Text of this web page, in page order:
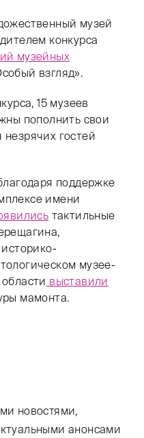
музей
конкурса
музейных
взгляд».
15 музеев
пополнить свои
гостей
поддержке
имени
тактильные
музее-
выставили
мамонта.
новостями,
анонсами